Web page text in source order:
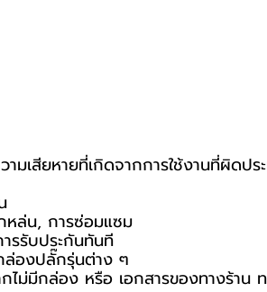
เสียหายที่เกิดจากการใช้งานที่ผิดปร
หล่น, การซ่อมแซม
รรับประกันทันที
ล่องปลั๊กรุ่นต่าง ๆ
ม่มีกล่อง หรือ เอกสารของทางร้าน